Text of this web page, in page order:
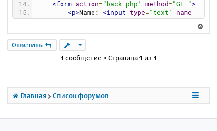
<form action= "back.php" method = "GET" >
<p>Name: <input type= "text"
name
="fname"></p>
n
<input
</form>
</html>
е
с
н
Ответить
1 сообщение • Страница 1 из 1
Главная Список форумов